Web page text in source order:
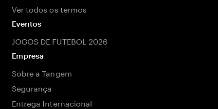
Ver todos os termos
Eventos
JOGOS DE FUTEBOL 2026
Empresa
Sobre a Tangem
Segurança
Entrega Internacional